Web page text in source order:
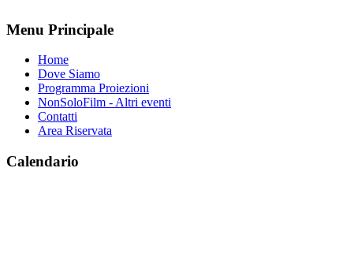
Menu Principale
Home
Dove Siamo
Programma Proiezioni
NonSoloFilm - Altri eventi
Contatti
Area Riservata
Calendario